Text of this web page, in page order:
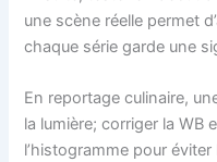
une scène réelle permet
chaque série garde une
En reportage culinaire,
la lumière; corriger la
l’histogramme pour